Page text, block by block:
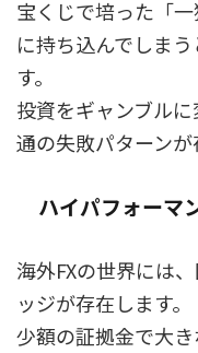
宝くじで培った「
に持ち込んでしま
す。
投資をギャンブル
通の失敗パターンが
ハイパフォーマ
海外FXの世界には
ッジが存在します。
少額の証拠金で大き